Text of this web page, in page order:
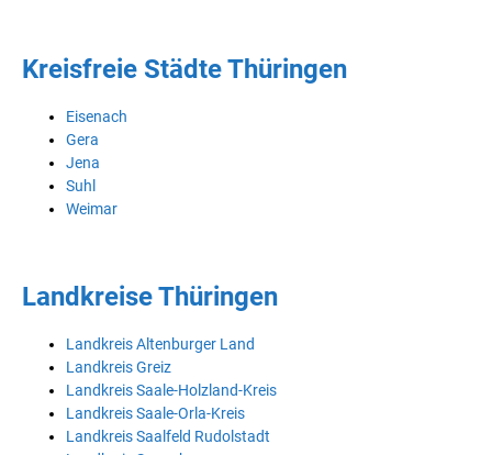
Kreisfreie Städte Thüringen
Eisenach
Gera
Jena
Suhl
Weimar
Landkreise Thüringen
Landkreis Altenburger Land
Landkreis Greiz
Landkreis Saale-Holzland-Kreis
Landkreis Saale-Orla-Kreis
Landkreis Saalfeld Rudolstadt